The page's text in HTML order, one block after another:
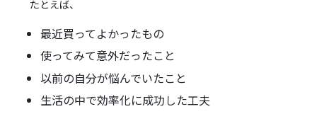
たとえば、
最近買ってよかったもの
使ってみて意外だったこと
以前の自分が悩んでいたこと
生活の中で効率化に成功した工夫